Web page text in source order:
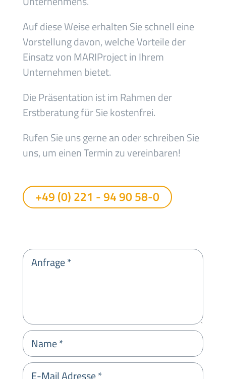
Auf diese Weise erhalten Sie schnell eine
Vorstellung davon, welche Vorteile der
Einsatz von MARIProject in Ihrem
Unternehmen bietet.
Die Präsentation ist im Rahmen der
Erstberatung für Sie kostenfrei.
Rufen Sie uns gerne an oder schreiben Sie
uns, um einen Termin zu vereinbaren!
+49 (0) 221 - 94 90 58-0